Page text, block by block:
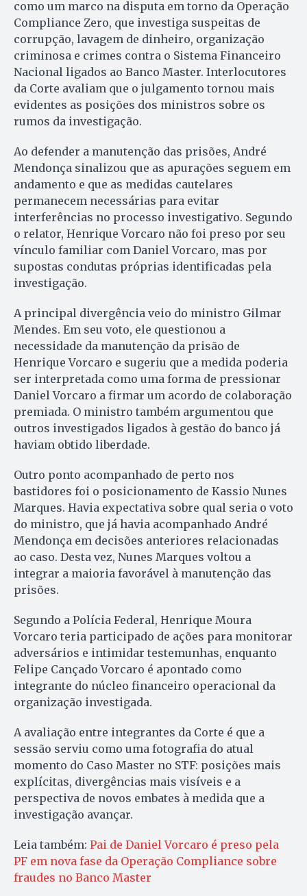
como um marco na disputa em torno da Operação
Compliance Zero, que investiga suspeitas de
corrupção, lavagem de dinheiro, organização
criminosa e crimes contra o Sistema Financeiro
Nacional ligados ao Banco Master. Interlocutores
da Corte avaliam que o julgamento tornou mais
evidentes as posições dos ministros sobre os
rumos da investigação.
Ao defender a manutenção das prisões, André
Mendonça sinalizou que as apurações seguem em
andamento e que as medidas cautelares
permanecem necessárias para evitar
interferências no processo investigativo. Segundo
o relator, Henrique Vorcaro não foi preso por seu
vínculo familiar com Daniel Vorcaro, mas por
supostas condutas próprias identificadas pela
investigação.
A principal divergência veio do ministro Gilmar
Mendes. Em seu voto, ele questionou a
necessidade da manutenção da prisão de
Henrique Vorcaro e sugeriu que a medida poderia
ser interpretada como uma forma de pressionar
Daniel Vorcaro a firmar um acordo de colaboração
premiada. O ministro também argumentou que
outros investigados ligados à gestão do banco já
haviam obtido liberdade.
Outro ponto acompanhado de perto nos
bastidores foi o posicionamento de Kassio Nunes
Marques. Havia expectativa sobre qual seria o voto
do ministro, que já havia acompanhado André
Mendonça em decisões anteriores relacionadas
ao caso. Desta vez, Nunes Marques voltou a
integrar a maioria favorável à manutenção das
prisões.
Segundo a Polícia Federal, Henrique Moura
Vorcaro teria participado de ações para monitorar
adversários e intimidar testemunhas, enquanto
Felipe Cançado Vorcaro é apontado como
integrante do núcleo financeiro operacional da
organização investigada.
A avaliação entre integrantes da Corte é que a
sessão serviu como uma fotografia do atual
momento do Caso Master no STF: posições mais
explícitas, divergências mais visíveis e a
perspectiva de novos embates à medida que a
investigação avançar.
Leia também: Pai de Daniel Vorcaro é preso pela
PF em nova fase da Operação Compliance sobre
fraudes no Banco Master